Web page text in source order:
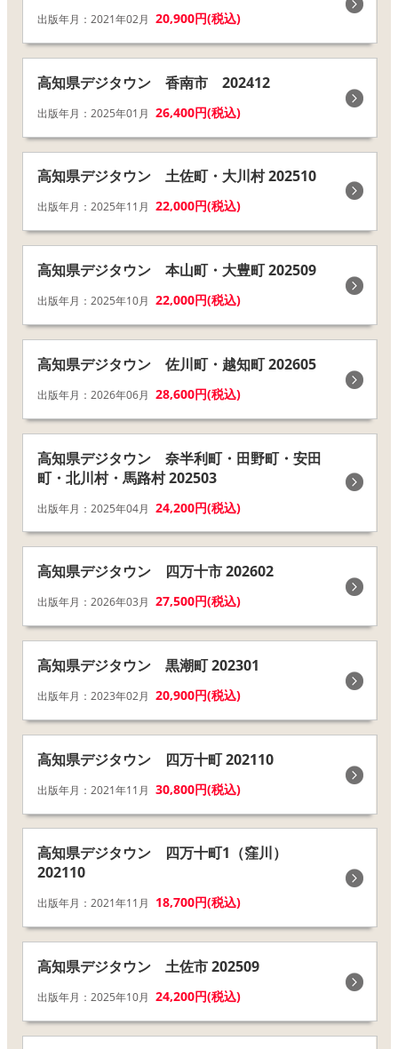
出版年月：2021年02月 20,900円(税込)
高知県デジタウン 香南市 202412
出版年月：2025年01月 26,400円(税込)
高知県デジタウン 土佐町・大川村 202510
出版年月：2025年11月 22,000円(税込)
高知県デジタウン 本山町・大豊町 202509
出版年月：2025年10月 22,000円(税込)
高知県デジタウン 佐川町・越知町 202605
出版年月：2026年06月 28,600円(税込)
高知県デジタウン 奈半利町・田野町・安田
町・北川村・馬路村 202503
出版年月：2025年04月 24,200円(税込)
高知県デジタウン 四万十市 202602
出版年月：2026年03月 27,500円(税込)
高知県デジタウン 黒潮町 202301
出版年月：2023年02月 20,900円(税込)
高知県デジタウン 四万十町 202110
出版年月：2021年11月 30,800円(税込)
高知県デジタウン 四万十町1（窪川）
202110
出版年月：2021年11月 18,700円(税込)
高知県デジタウン 土佐市 202509
出版年月：2025年10月 24,200円(税込)